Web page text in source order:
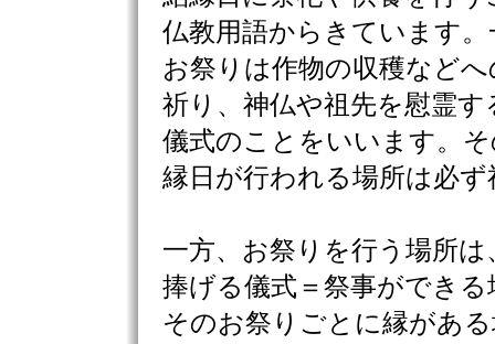
仏教用語からきています。
お祭りは作物の収穫など
祈り、神仏や祖先を慰霊す
儀式のことをいいます。
縁日が行われる場所は必
一方、お祭りを行う場所は
捧げる儀式＝祭事ができる
そのお祭りごとに縁があ